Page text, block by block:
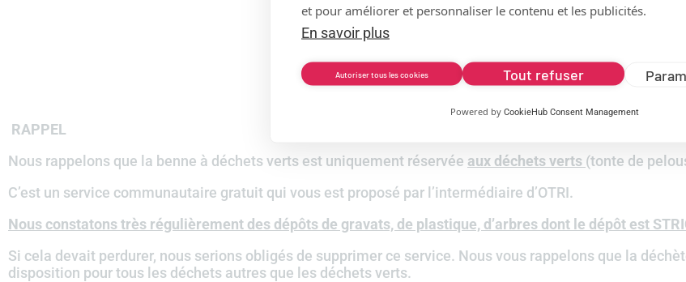
RAPPEL
Nous rappelons que la benne à déchets verts est uniquement réservée aux déchets verts (tonte de
C’est un service communautaire gratuit qui vous est proposé par l’intermédiaire d’OTRI.
Nous constatons très régulièrement des dépôts de gravats, de plastique, d’arbres dont le dépôt est
Si cela devait perdurer, nous serions obligés de supprimer ce service. Nous vous rappelons que la
disposition pour tous les déchets autres que les déchets verts.
et pour améliorer et personnaliser le contenu et les publicités.
En savoir plus
Autoriser tous les cookies Tout refuser
Powered by CookieHub Consent Management